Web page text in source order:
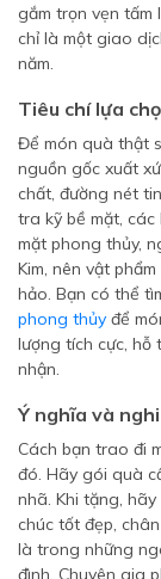
gắm trọn vẹn tấm
chỉ là một giao
năm.
Tiêu chí lựa
Để món quà thật
nguồn gốc xuất
chất, đường nét
tra kỹ bề mặt, các
mặt phong thủy,
Kim, nên vật
hảo. Bạn có thể
phong thủy để
lượng tích cực, hỗ
nhận.
Ý nghĩa và
Cách bạn trao đi
đó. Hãy gói quà
nhã. Khi tặng,
chúc tốt đẹp,
là trong những
đình. Chuyên gia